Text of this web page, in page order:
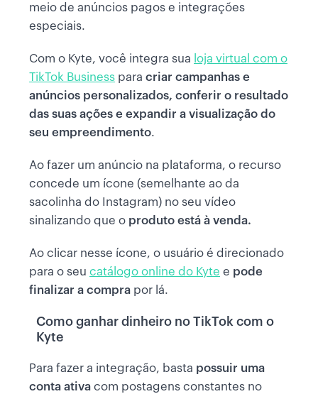
meio de anúncios pagos e integrações
especiais.
Com o Kyte, você integra sua loja virtual com o
TikTok Business para criar campanhas e
anúncios personalizados, conferir o resultado
das suas ações e expandir a visualização do
seu empreendimento.
Ao fazer um anúncio na plataforma, o recurso
concede um ícone (semelhante ao da
sacolinha do Instagram) no seu vídeo
sinalizando que o produto está à venda.
Ao clicar nesse ícone, o usuário é direcionado
para o seu catálogo online do Kyte e pode
finalizar a compra por lá.
Como ganhar dinheiro no TikTok com o
Kyte
Para fazer a integração, basta possuir uma
conta ativa com postagens constantes no